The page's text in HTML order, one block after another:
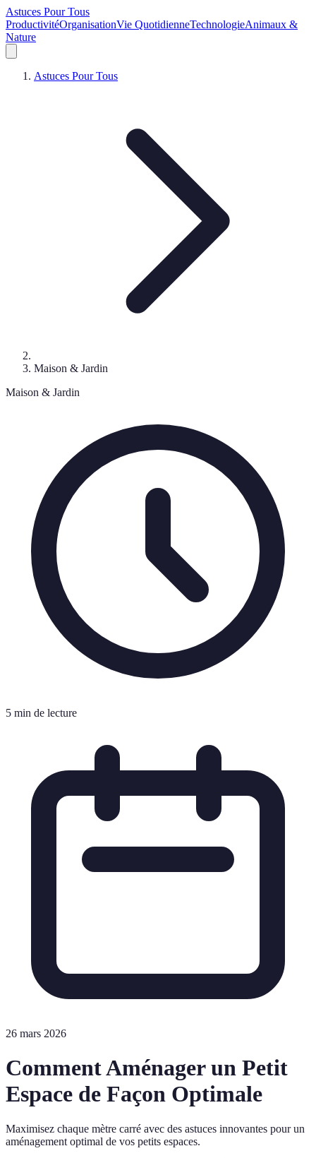
Astuces Pour Tous
ProductivitéOrganisationVie QuotidienneTechnologieAnimaux &
Nature
Astuces Pour Tous
Maison & Jardin
Maison & Jardin
5 min de lecture
26 mars 2026
Comment Aménager un Petit
Espace de Façon Optimale
Maximisez chaque mètre carré avec des astuces innovantes pour un
aménagement optimal de vos petits espaces.